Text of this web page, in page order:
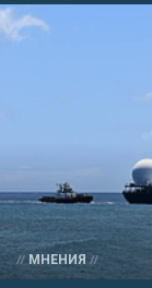
МНЕНИЯ